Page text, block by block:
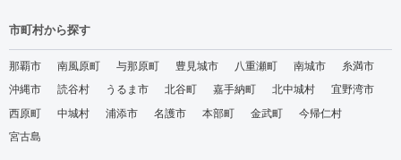
市町村から探す
那覇市 南風原町 与那原町 豊見城市 八重瀬町 南城市
糸満市
沖縄市
読谷村 うるま市 北谷町 嘉手納町 北中城村
宜野湾市
西原町
中城村 浦添市 名護市 本部町 金武町
今帰仁村
宮古島